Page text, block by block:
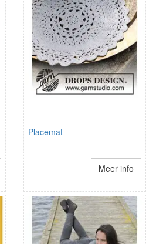
Placemat
Meer info